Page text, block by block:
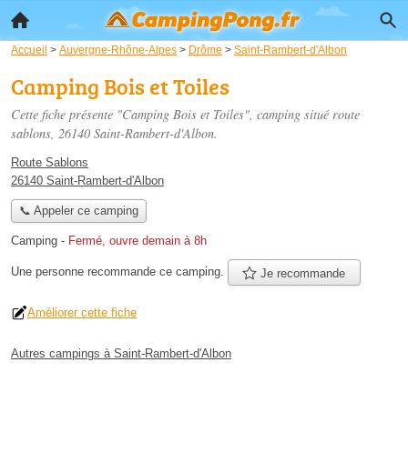
Accueil > Auvergne-Rhône-Alpes > Drôme > Saint-Rambert-d'Albon
Camping Bois et Toiles
Cette fiche présente "Camping Bois et Toiles", camping situé route
sablons, 26140 Saint-Rambert-d'Albon.
Route Sablons
26140 Saint-Rambert-d'Albon
📞 Appeler ce camping
Camping - Fermé, ouvre demain à 8h
Une personne recommande ce camping. Je recommande
Améliorer cette fiche
Autres campings à Saint-Rambert-d'Albon